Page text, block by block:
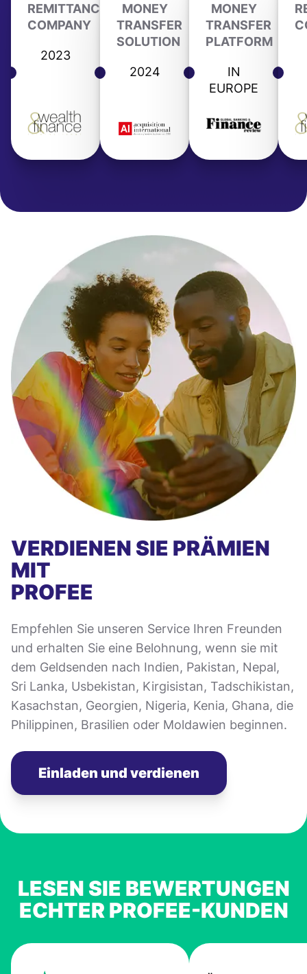
REMITTANCE
COMPANY
2023
MONEY
TRANSFER
SOLUTION
2024
MONEY
TRANSFER
PLATFORM
IN
EUROPE
VERDIENEN SIE PRÄMIEN
MIT
PROFEE
Empfehlen Sie unseren Service Ihren Freunden
und erhalten Sie eine Belohnung, wenn sie mit
dem Geldsenden nach Indien, Pakistan, Nepal,
Sri Lanka, Usbekistan, Kirgisistan, Tadschikistan,
Kasachstan, Georgien, Nigeria, Kenia, Ghana, die
Philippinen, Brasilien oder Moldawien beginnen.
Einladen und verdienen
LESEN SIE BEWERTUNGEN
ECHTER PROFEE-KUNDEN